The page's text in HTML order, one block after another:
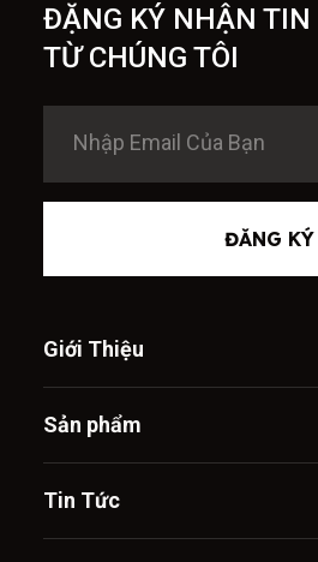
ĐẶNG KÝ NHẬN
TỪ CHÚNG TÔI
ĐĂNG KÝ
Giới Thiệu
Sản phẩm
Tin Tức